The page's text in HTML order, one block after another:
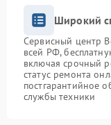
Широкий
Сервисный центр
всей РФ,
включая срочный
статус ремонта
постгарантийное
службы техники